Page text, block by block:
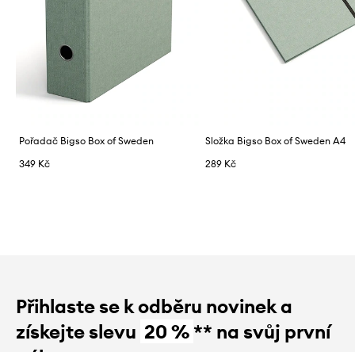
Pořadač Bigso Box of Sweden
349 Kč
Složka Bigso Box of Sweden A4
289 Kč
Přihlaste se k odběru novinek a
získejte slevu 20 %** na svůj první